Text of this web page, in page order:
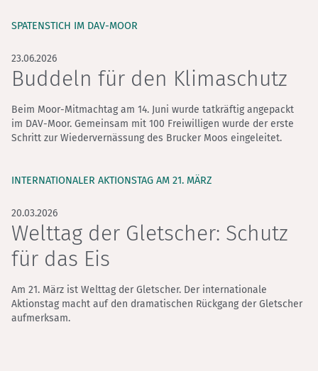
SPATENSTICH IM DAV-MOOR
23.06.2026
Buddeln für den Klimaschutz
Beim Moor-Mitmachtag am 14. Juni wurde tatkräftig angepackt
im DAV-Moor. Gemeinsam mit 100 Freiwilligen wurde der erste
Schritt zur Wiedervernässung des Brucker Moos eingeleitet.
INTERNATIONALER AKTIONSTAG AM 21. MÄRZ
20.03.2026
Welttag der Gletscher: Schutz
für das Eis
Am 21. März ist Welttag der Gletscher. Der internationale
Aktionstag macht auf den dramatischen Rückgang der Gletscher
aufmerksam.